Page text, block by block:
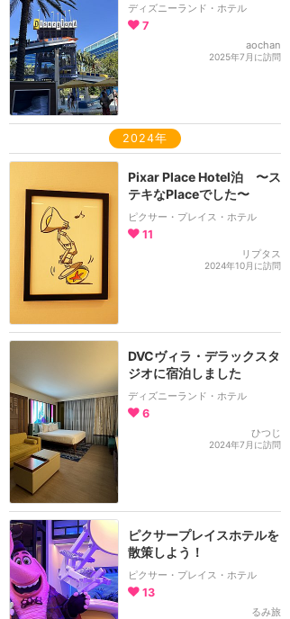
ディズニーランド・ホテル
7
aochan
2025年7月に訪問
2024年
Pixar Place Hotel泊 〜ス
テキなPlaceでした〜
ピクサー・プレイス・ホテル
11
リプタス
2024年10月に訪問
DVCヴィラ・デラックスタ
ジオに宿泊しました
ディズニーランド・ホテル
6
ひつじ
2024年7月に訪問
ピクサープレイスホテルを
散策しよう！
ピクサー・プレイス・ホテル
13
るみ旅